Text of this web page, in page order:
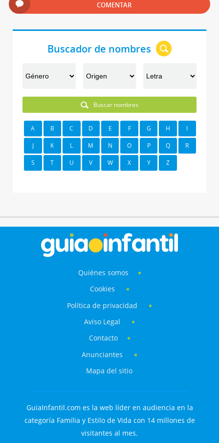
COMENTAR
Buscador de nombres
Buscar nombres
A B C D E F G H I
J K L M N O P Q R
S T U V W X Y Z
Quiénes somos
Cookies
Política de privacidad
Aviso Legal
Contacto
Anunciantes
Mapa del sitio
GuiaInfantil.com es la web líder en audiencia en la
categoría Familia y Estilo de Vida con 14 millones de
visitantes al mes.